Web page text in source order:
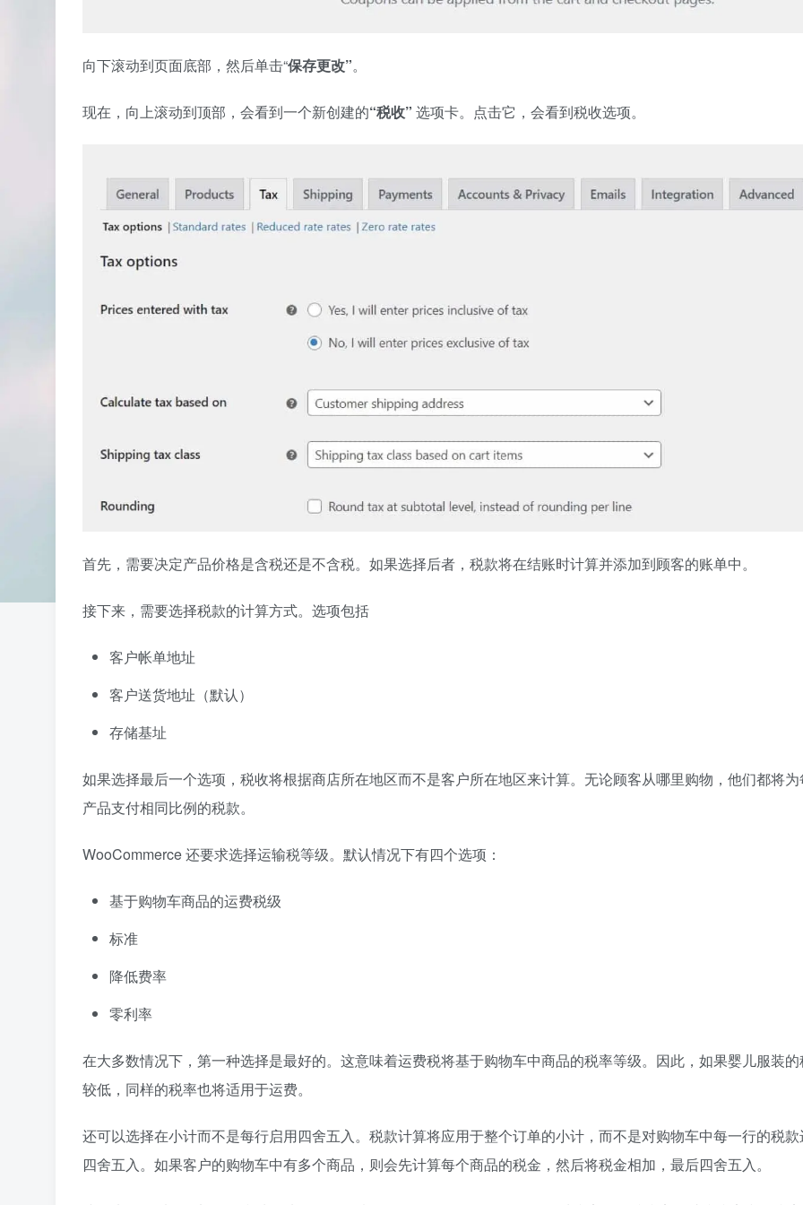
向下滚动到页面底部，然后单击“保存更改”。
现在，向上滚动到顶部，会看到一个新创建的“税收” 选项卡。点击它，会看到税收选项。
首先，需要决定产品价格是含税还是不含税。如果选择后者，税款将在结账时计算并添加到顾客的账单中。
接下来，需要选择税款的计算方式。选项包括
客户帐单地址
客户送货地址（默认）
存储基址
如果选择最后一个选项，税收将根据商店所在地区而不是客户所在地区来计算。无论顾客从哪里购物，他们都将
产品支付相同比例的税款。
WooCommerce 还要求选择运输税等级。默认情况下有四个选项：
基于购物车商品的运费税级
标准
降低费率
零利率
在大多数情况下，第一种选择是最好的。这意味着运费税将基于购物车中商品的税率等级。因此，如果婴儿服装
较低，同样的税率也将适用于运费。
还可以选择在小计而不是每行启用四舍五入。税款计算将应用于整个订单的小计，而不是对购物车中每一行的税
四舍五入。如果客户的购物车中有多个商品，则会先计算每个商品的税金，然后将税金相加，最后四舍五入。